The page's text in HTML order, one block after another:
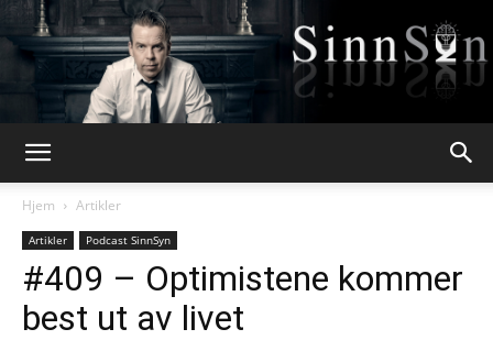
Hjem
Artikler
Artikler Podcast SinnSyn
#409 – Optimistene kommer
best ut av livet